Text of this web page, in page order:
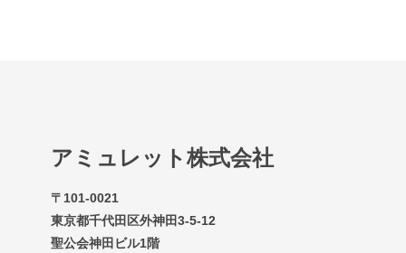
アミュレット株式会社
〒101-0021
東京都千代田区外神田3-5-12
聖公会神田ビル1階